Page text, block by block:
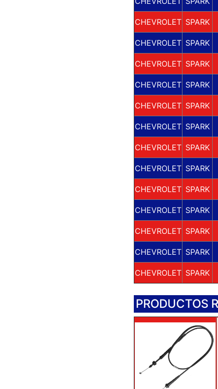
CHEVROLET SPARK
CHEVROLET SPARK
CHEVROLET SPARK
CHEVROLET SPARK
CHEVROLET SPARK
CHEVROLET SPARK
CHEVROLET SPARK
CHEVROLET SPARK
CHEVROLET SPARK
CHEVROLET SPARK
CHEVROLET SPARK
CHEVROLET SPARK
CHEVROLET SPARK
PRODUCTOS